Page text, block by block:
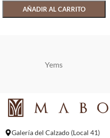
AÑADIR AL CARRITO
Yems
Galería del Calzado (Local 41)